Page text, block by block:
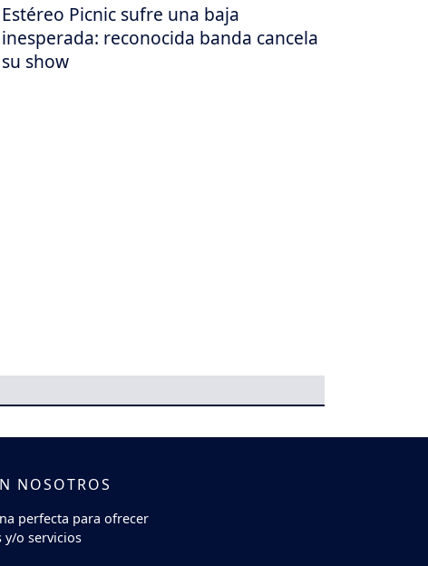
Estéreo Picnic sufre una baja
inesperada: reconocida banda cancela
su show
NOSOTROS
perfecta para ofrecer
o servicios